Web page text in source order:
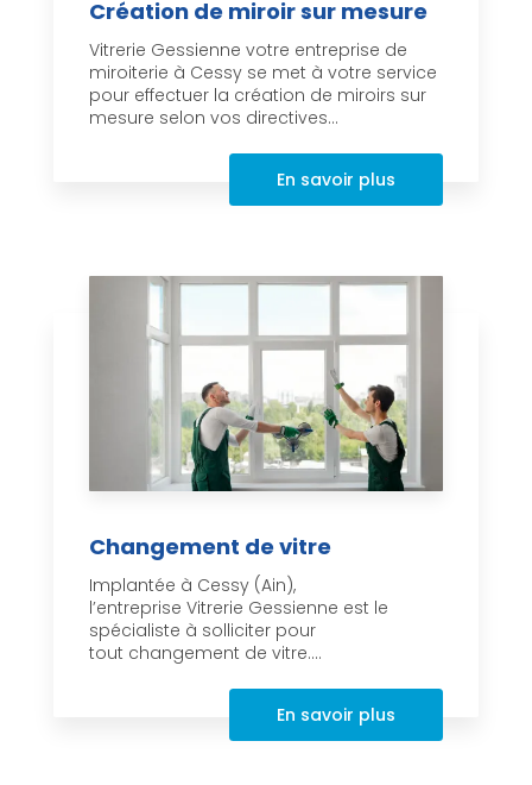
Création de miroir sur mesure
Vitrerie Gessienne votre entreprise de
miroiterie à Cessy se met à votre service
pour effectuer la création de miroirs sur
mesure selon vos directives...
En savoir plus
Changement de vitre
Implantée à Cessy (Ain),
l’entreprise Vitrerie Gessienne est le
spécialiste à solliciter pour
tout changement de vitre....
En savoir plus